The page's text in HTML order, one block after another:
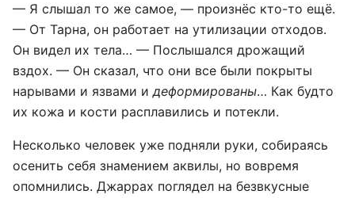
— Я слышал то же самое, — произнёс кто-то ещё.
— От Тарна, он работает на утилизации отходов.
Он видел их тела… — Послышался дрожащий
вздох. — Он сказал, что они все были покрыты
нарывами и язвами идеформированы… Как будто
их кожа и кости расплавились и потекли.
Несколько человек уже подняли руки, собираясь
осенить себя знамением аквилы, но вовремя
опомнились. Джаррах поглядел на безвкусные